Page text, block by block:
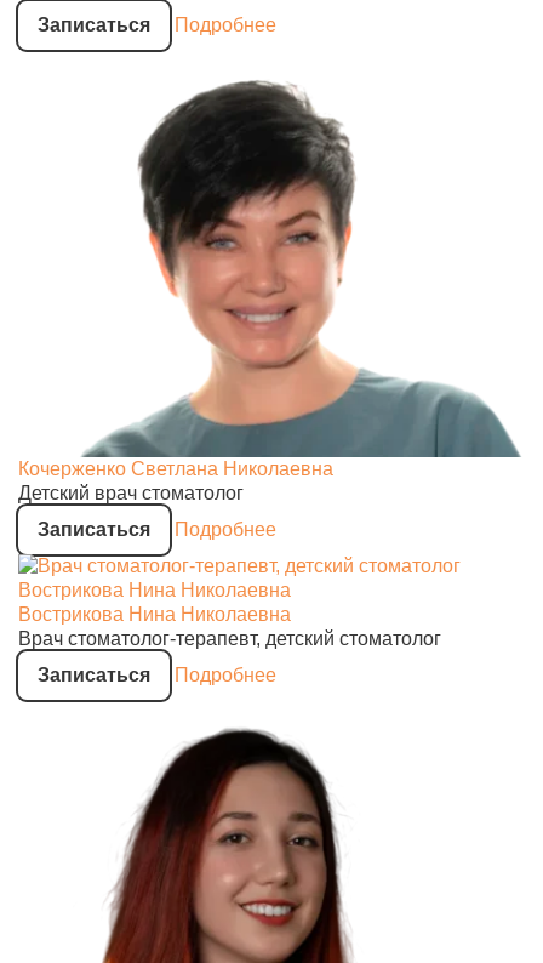
Записаться Подробнее
Кочерженко Светлана Николаевна
Детский врач стоматолог
Записаться
Подробнее
Вострикова Нина Николаевна
Врач стоматолог-терапевт, детский стоматолог
Записаться
Подробнее